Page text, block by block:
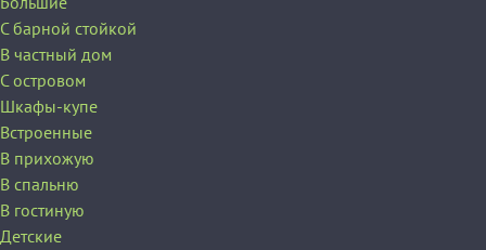
С барной стойкой
В частный дом
C островом
Шкафы-купе
Встроенные
В прихожую
В спальню
В гостиную
Детские